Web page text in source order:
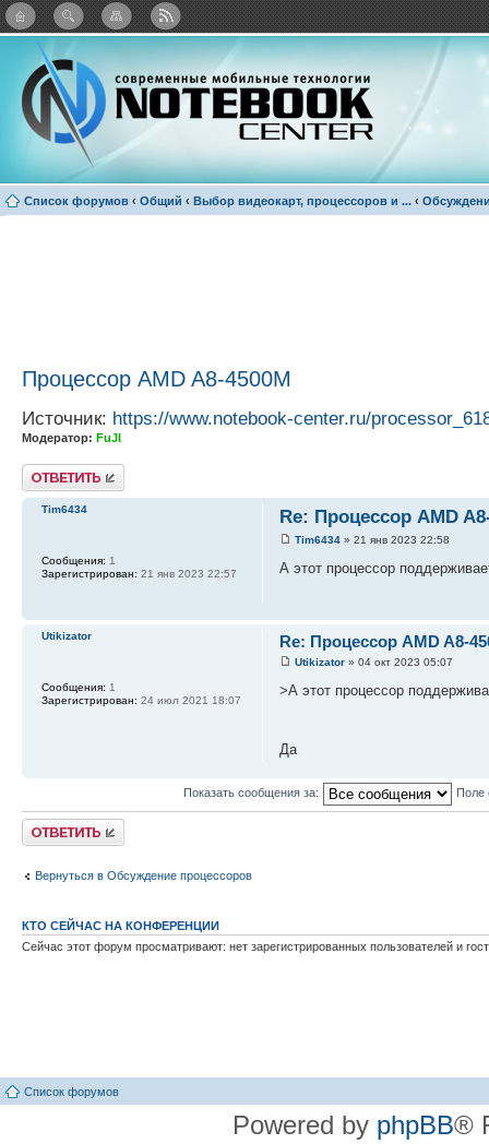
Каталог виджетов
Список форумов ‹ Общий ‹ Выбор видеокарт, процессоров и ... ‹
Процессор AMD A8-4500M
Источник: https://www.notebook-center.ru/
Модератор: FuJI
Ответить
Re: Процессор AMD
Tim6434» 21 янв 2023 22:58
А этот процессор
Tim6434
Сообщения: 1
Зарегистрирован: 21 янв 2023 22:57
Re: Процессор AMD A8-
Utikizator» 04 окт 2023 05:07
>А этот процессор
Да
Utikizator
Сообщения: 1
Зарегистрирован: 24 июл 2021 18:07
Показать сообщения за: Поле
Ответить
Вернуться в Обсуждение процессоров
КТО СЕЙЧАС НА КОНФЕРЕНЦИИ
Сейчас этот форум просматривают: нет зарегистрированных пользователей и
Список форумов
Powered by phpBB®